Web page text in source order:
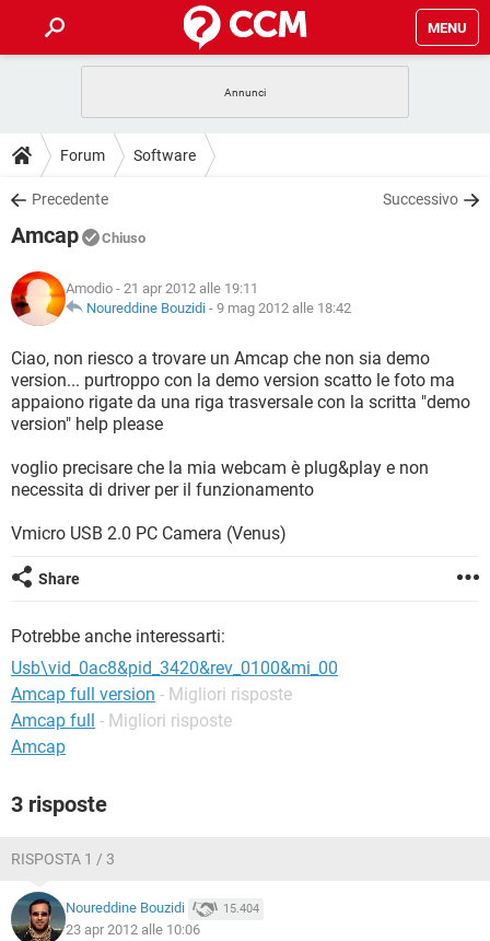
MENU
INTRATTENIMENTO
iOS
INSTAGRAM
TIKTOK
HARDWARE
GUIDE
COVID-19
INSTAGRAM
TIKTOK
HARDWARE
DOWNLOAD
COVID-19
INTRATTENIMENTO
iOS WINDOWS 10
INSTAGRAM WHATSAPP
TIKTOK FACEBOOK
HARDWARE
COVID-19
INTRATTENIMENTO
iOS WINDOWS 10
INSTAGRAM WHATSAPP
HARDWARE
GLOSSARIO
COVID-19 GAMING
INTRATTENIMENTO ANDROID
iOS
INSTAGRAM WHATSAPP
TIKTOK FACEBOOK
HARDWARE
Forum Software
Precedente Successivo
Amcap Chiuso
Amodio - 21 apr 2012 alle 19:11
Noureddine Bouzidi - 9 mag 2012 alle 18:42
Ciao, non riesco a trovare un Amcap che non sia demo
version... purtroppo con la demo version scatto le foto ma
appaiono rigate da una riga trasversale con la scritta "demo
version" help please
voglio precisare che la mia webcam è plug&play e non
necessita di driver per il funzionamento
Vmicro USB 2.0 PC Camera (Venus)
Share
Potrebbe anche interessarti:
Usb\vid_0ac8&pid_3420&rev_0100&mi_00
Amcap full version - Migliori risposte
Amcap full - Migliori risposte
Amcap
3 risposte
RISPOSTA 1 / 3
Noureddine Bouzidi 15.404
23 apr 2012 alle 10:06